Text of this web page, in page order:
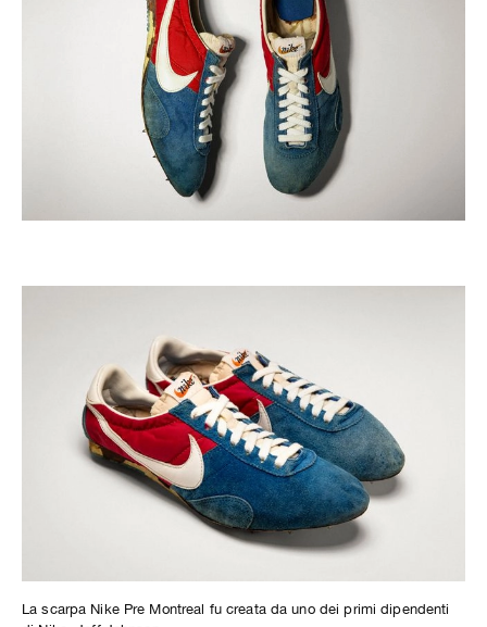
La scarpa Nike Pre Montreal fu creata da uno dei primi dipendenti